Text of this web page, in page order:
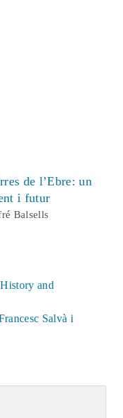
de l’Ebre: un
i futur
Balsells
History and
Salvà i